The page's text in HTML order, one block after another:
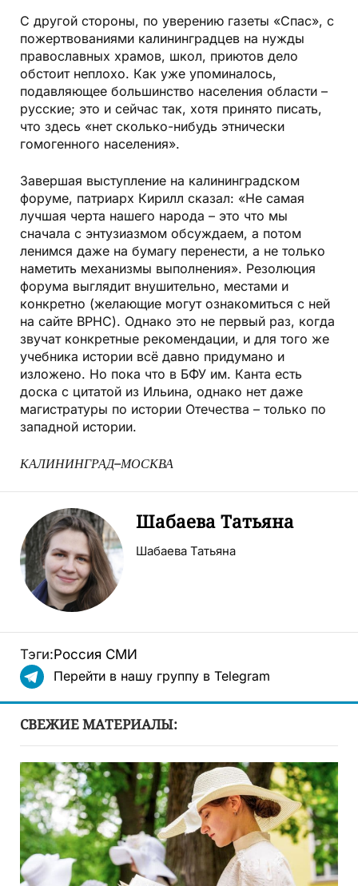
С другой стороны, по уверению газеты «Спас», с
пожертвованиями калининградцев на нужды
православных храмов, школ, приютов дело
обстоит неплохо. Как уже упоминалось,
подавляющее большинство населения области –
русские; это и сейчас так, хотя принято писать,
что здесь «нет сколько-нибудь этнически
гомогенного населения».
Завершая выступление на калининградском
форуме, патриарх Кирилл сказал: «Не самая
лучшая черта нашего народа – это что мы
сначала с энтузиазмом обсуждаем, а потом
ленимся даже на бумагу перенести, а не только
наметить механизмы выполнения». Резолюция
форума выглядит внушительно, местами и
конкретно (желающие могут ознакомиться с ней
на сайте ВРНС). Однако это не первый раз, когда
звучат конкретные рекомендации, и для того же
учебника истории всё давно придумано и
изложено. Но пока что в БФУ им. Канта есть
доска с цитатой из Ильина, однако нет даже
магистратуры по истории Отечества – только по
западной истории.
КАЛИНИНГРАД–МОСКВА
Шабаева Татьяна
Шабаева Татьяна
Тэги:Россия СМИ
Перейти в нашу группу в Telegram
СВЕЖИЕ МАТЕРИАЛЫ: